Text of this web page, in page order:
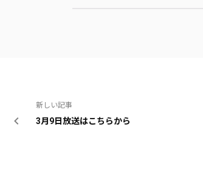
新しい記事
3月9日放送はこちらから